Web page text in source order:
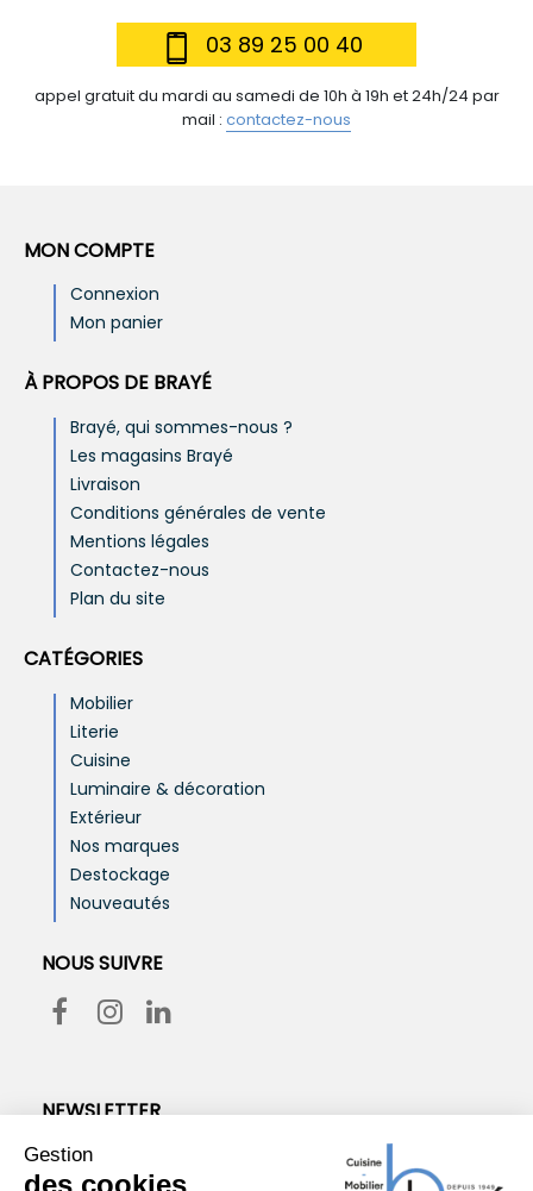
03 89 25 00 40
appel gratuit du mardi au samedi de 10h à 19h et 24h/24 par
mail : contactez-nous
MON COMPTE
Connexion
Mon panier
À PROPOS DE BRAYÉ
Brayé, qui sommes-nous ?
Les magasins Brayé
Livraison
Conditions générales de vente
Mentions légales
Contactez-nous
Plan du site
CATÉGORIES
Mobilier
Literie
Cuisine
Luminaire & décoration
Extérieur
Nos marques
Destockage
Nouveautés
NOUS SUIVRE
NEWSLETTER